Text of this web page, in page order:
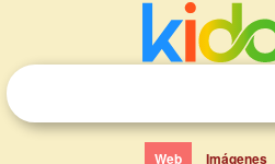
Web Imágenes